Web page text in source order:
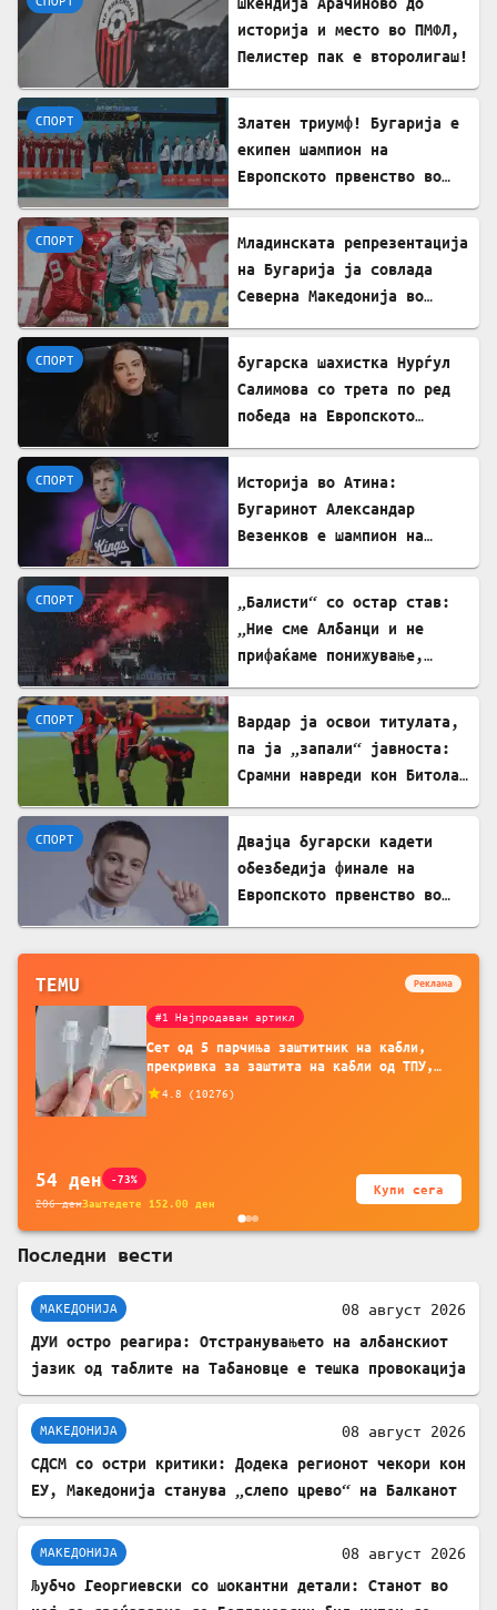
историја и место во ПМФЛ,
Пелистер пак e второлигаш!
СПОРТ
Златен триумф! Бугарија е
екипен шампион на
Европското првенство во
СПОРТ
Младинската репрезентација
на Бугарија ја совлада
Северна Македонија во
СПОРТ
бугарска шахистка Нурѓул
Салимова со трета по ред
победа на Европското
СПОРТ
Историја во Атина:
Бугаринот Александар
Везенков е шампион на
СПОРТ
„Балисти“ со остар став:
„Ние сме Албанци и не
прифаќаме понижување,
СПОРТ
Вардар ја освои титулата,
па ја „запали“ јавноста:
Срамни навреди кон Битола
СПОРТ
Двајца бугарски кадети
обезбедија финале на
Европското првенство во
TEMU Реклама
#1 Најпродаван артикл
Сет од 5 парчиња заштитник на кабли,
прекривка за заштита на кабли од ТПУ,
батерија, за мобилни телефони, комплет
4.8 ( 10276)
54 ден -73%
206денЗаштедете 152.00 ден
Купи сега
Последни вести
МАКЕДОНИЈА 08 август 2026
ДУИ остро реагира: Отстранувањето на албанскиот
јазик од таблите на Табановце е тешка провокација
МАКЕДОНИЈА 08 август 2026
СДСМ со остри критики: Додека регионот чекори кон
ЕУ, Македонија станува „слепо црево“ на Балканот
МАКЕДОНИЈА 08 август 2026
Љубчо Георгиевски со шокантни детали: Станот во